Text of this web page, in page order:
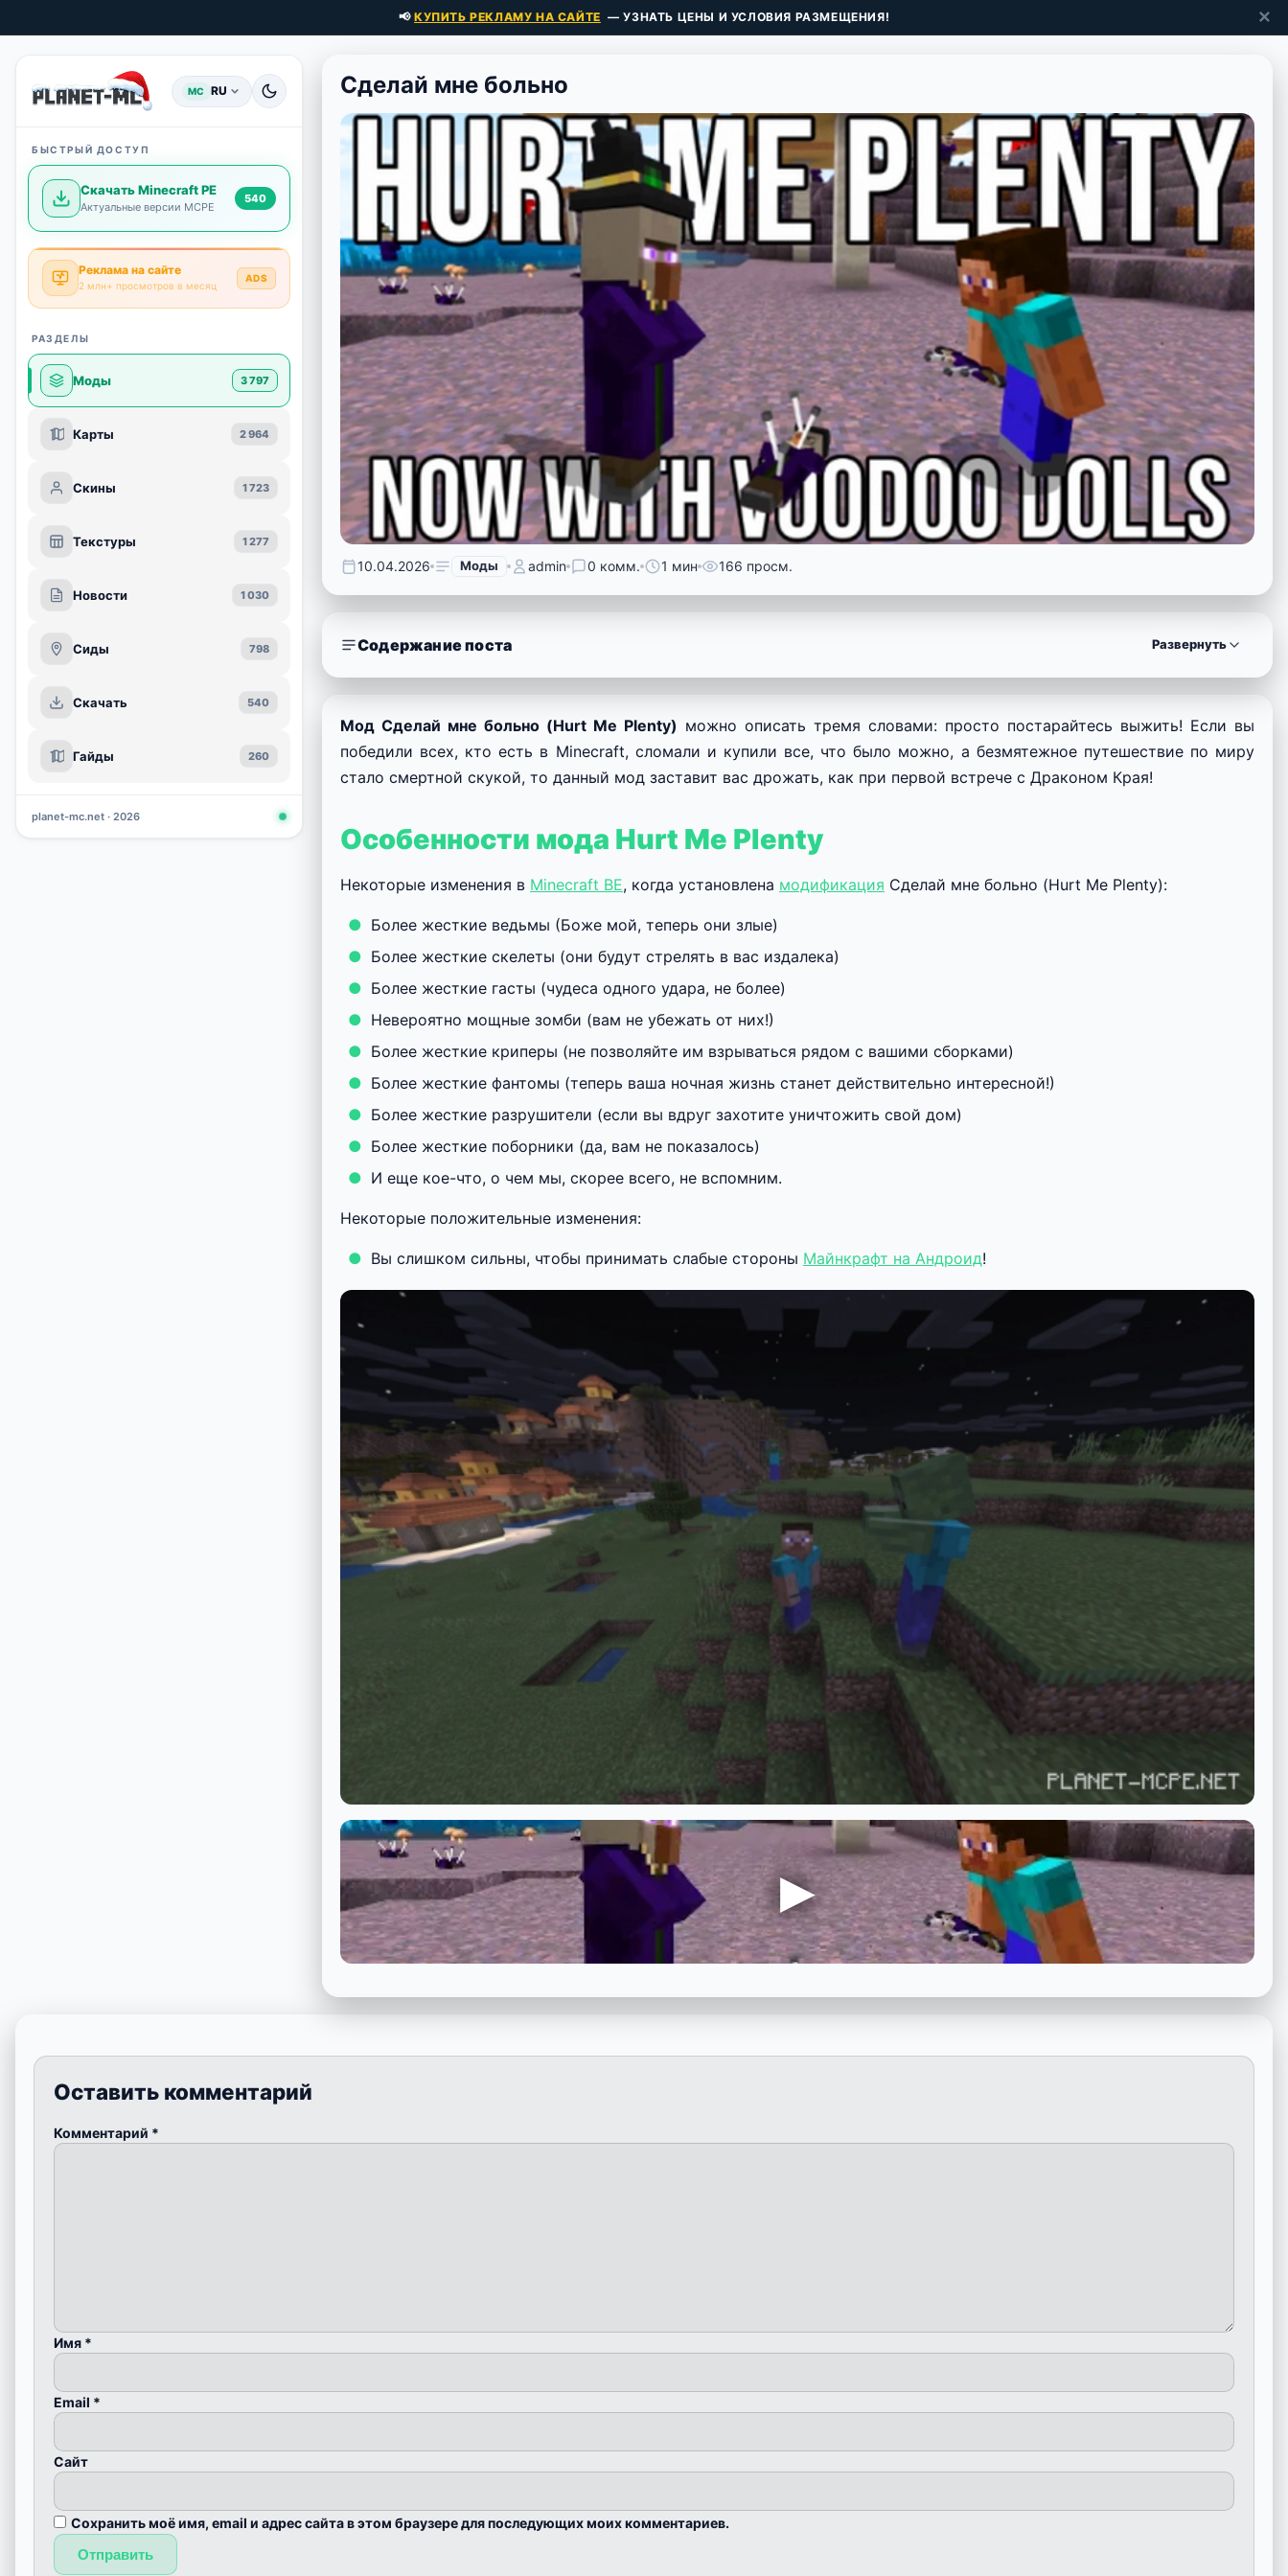
📢КУПИТЬ РЕКЛАМУ НА САЙТЕ — УЗНАТЬ ЦЕНЫ И УСЛОВИЯ РАЗМЕЩЕНИЯ! ✕
MC RU
БЫСТРЫЙ ДОСТУП
Скачать Minecraft PE
Актуальные версии MCPE
540
Реклама на сайте
2 млн+ просмотров в месяц
ADS
РАЗДЕЛЫ
Моды 3 797
Карты 2 964
Скины 1 723
Текстуры 1 277
Новости 1 030
Сиды 798
Скачать 540
Гайды 260
planet-mc.net · 2026
Сделай мне больно
10.04.2026 Моды admin 0 комм. 1 мин 166 просм.
Содержание поста Развернуть
Мод Сделай мне больно (Hurt Me Plenty) можно описать тремя словами: просто постарайтесь выжить! Если вы
победили всех, кто есть в Minecraft, сломали и купили все, что было можно, а безмятежное путешествие по миру
стало смертной скукой, то данный мод заставит вас дрожать, как при первой встрече с Драконом Края!
Особенности мода Hurt Me Plenty
Некоторые изменения в Minecraft BE, когда установлена модификация Сделай мне больно (Hurt Me Plenty):
Более жесткие ведьмы (Боже мой, теперь они злые)
Более жесткие скелеты (они будут стрелять в вас издалека)
Более жесткие гасты (чудеса одного удара, не более)
Невероятно мощные зомби (вам не убежать от них!)
Более жесткие криперы (не позволяйте им взрываться рядом с вашими сборками)
Более жесткие фантомы (теперь ваша ночная жизнь станет действительно интересной!)
Более жесткие разрушители (если вы вдруг захотите уничтожить свой дом)
Более жесткие поборники (да, вам не показалось)
И еще кое-что, о чем мы, скорее всего, не вспомним.
Некоторые положительные изменения:
Вы слишком сильны, чтобы принимать слабые стороны Майнкрафт на Андроид!
Оставить комментарий
Комментарий *
Имя *
Email *
Сайт
Сохранить моё имя, email и адрес сайта в этом браузере для последующих моих комментариев.